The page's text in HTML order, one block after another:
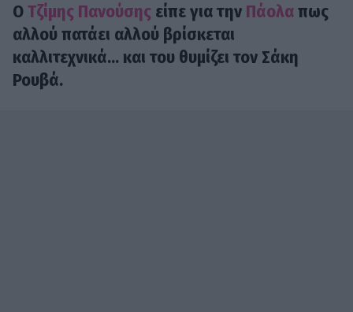
ΟΤζίμης Πανούσης είπε για την Πάολαπως
αλλού πατάει αλλού βρίσκεται
καλλιτεχνικά... και του θυμίζει τον Σάκη
Ρουβά.